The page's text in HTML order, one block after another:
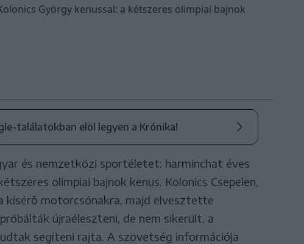
György kenussal: a kétszeres olimpiai bajnok
találatokban elöl legyen a Krónika!
és nemzetközi sportéletet: harminchat éves
olimpiai bajnok kenus. Kolonics Csepelen,
kísérõ motorcsónakra, majd elvesztette
újraéleszteni, de nem sikerült, a
segíteni rajta. A szövetség információja